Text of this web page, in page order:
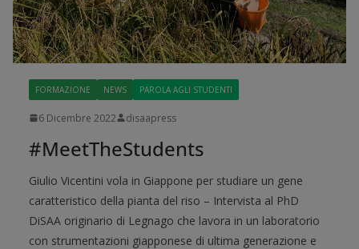
FORMAZIONE NEWS PAROLA AGLI STUDENTI
6 Dicembre 2022 disaapress
#MeetTheStudents
Giulio Vicentini vola in Giappone per studiare un gene
caratteristico della pianta del riso – Intervista al PhD
DiSAA originario di Legnago che lavora in un laboratorio
con strumentazioni giapponese di ultima generazione e